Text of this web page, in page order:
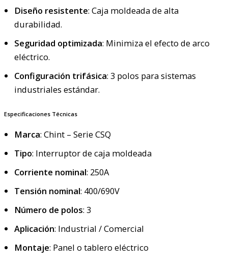
Diseño resistente: Caja moldeada de alta
durabilidad.
Seguridad optimizada: Minimiza el efecto de arco
eléctrico.
Configuración trifásica: 3 polos para sistemas
industriales estándar.
Especificaciones Técnicas
Marca: Chint – Serie CSQ
Tipo: Interruptor de caja moldeada
Corriente nominal: 250A
Tensión nominal: 400/690V
Número de polos: 3
Aplicación: Industrial / Comercial
Montaje: Panel o tablero eléctrico